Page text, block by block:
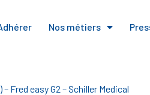
Nos métiers
Fred easy G2 – Schiller Medical